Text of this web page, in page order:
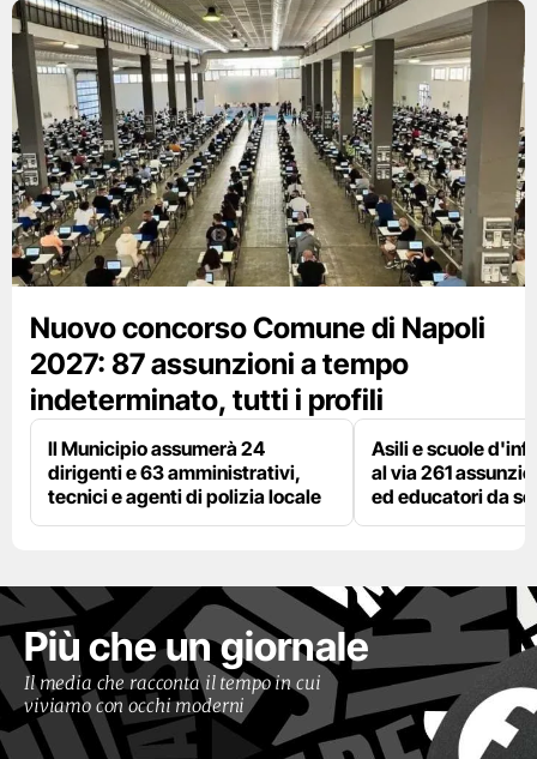
Nuovo concorso Comune di Napoli
2027: 87 assunzioni a tempo
indeterminato, tutti i profili
Il Municipio assumerà 24
dirigenti e 63 amministrativi,
tecnici e agenti di polizia locale
Asili e scuole
al via 261
ed educatori da
Più che un giornale
Il media che racconta il tempo in cui
viviamo con occhi moderni